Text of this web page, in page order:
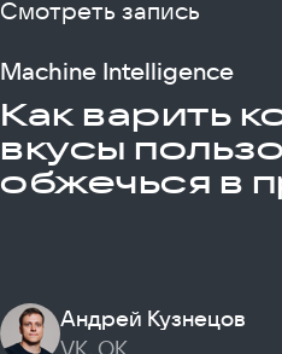
Смотреть запись
Machine Intelligence
Как варить
вкусы
обжечься в
Андрей Кузнецов